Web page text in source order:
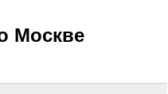
Москве